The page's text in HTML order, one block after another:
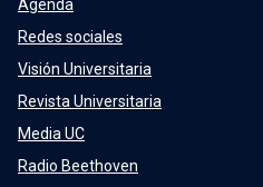
Agenda
Redes sociales
Visión Universitaria
Revista Universitaria
Media UC
Radio Beethoven